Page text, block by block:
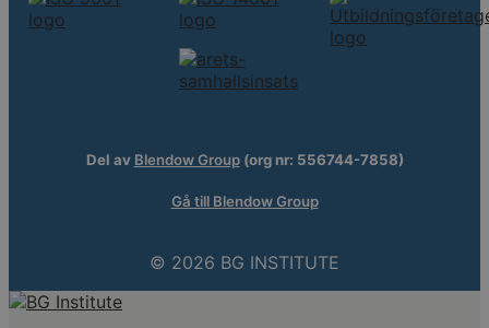
Del av Blendow Group(org nr: 556744-7858)
Gå till Blendow Group
© 2026 BG INSTITUTE